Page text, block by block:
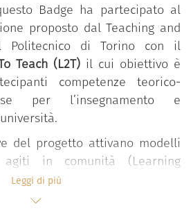
Badge ha partecipato al
proposto dal Teaching and
Politecnico di Torino con il
Teach (L2T) il cui obiettivo è
competenze teorico-
per l’insegnamento e
del progetto attivano modelli
agiti in comunità (Learning
dei quali, in forma
partecipativa, si sviluppano
Leggi di più